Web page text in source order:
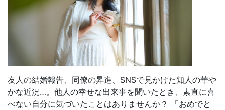
友人の結婚報告、同僚の昇進、SNSで見かけた知人の華や
かな近況…。他人の幸せな出来事を聞いたとき、素直に喜
べない自分に気づいたことはありませんか？ 「おめでと